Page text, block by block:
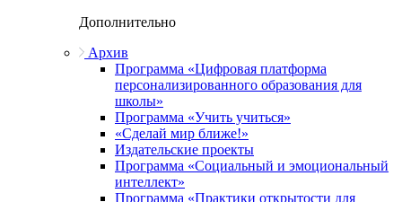
Дополнительно
Архив
Программа «Цифровая платформа
персонализированного образования для
школы»
Программа «Учить учиться»
«Сделай мир ближе!»
Издательские проекты
Программа «Социальный и эмоциональный
интеллект»
Программа «Практики открытости для